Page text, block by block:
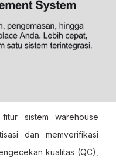
sistem warehouse
dan memverifikasi
kualitas (QC),